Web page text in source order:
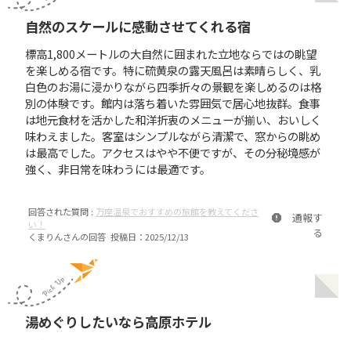
自然のスケールに感動させてくれる宿
標高1,800メートルの大自然に囲まれた立地ならではの眺望
を楽しめる宿です。特に硫黄泉の露天風呂は素晴らしく、乳
白色のお湯に浸かりながら四季折々の景観を楽しめるのは格
別の体験です。館内は落ち着いた雰囲気で居心地抜群。食事
は地元食材を活かした和洋折衷のメニューが揃い、おいしく
味わえました。客室はシンプルながら清潔で、窓からの眺め
は最高でした。アクセスはやや不便ですが、その分秘境感が
強く、非日常を味わうには最適です。
回答された質問 : 万座温泉でおすすめの旅館を教えてくださ
い！
くまりんさんの回答 投稿日： 2025/12/13
通報す
る
湯めぐりしたいなら高原ホテル